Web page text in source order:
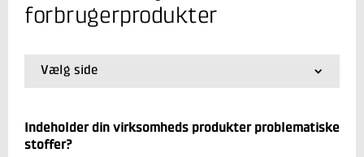
+45 72 20 14 96
Send e-mail
Skriv til mig
forbrugerprodukter
Vælg side
01.Kemiske analyser af forbrugerprodukter
Indeholder din virksomheds produkter problematiske
stoffer?